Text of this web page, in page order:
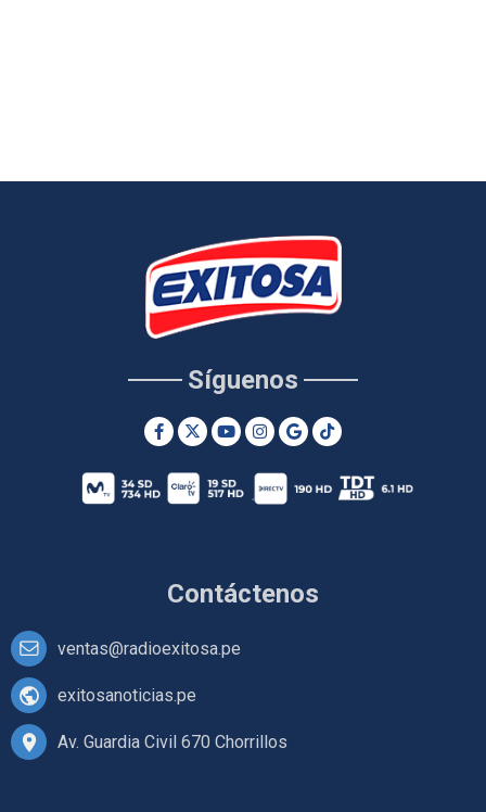
Contáctenos
ventas@radioexitosa.pe
exitosanoticias.pe
Av. Guardia Civil 670 Chorrillos
Síguenos